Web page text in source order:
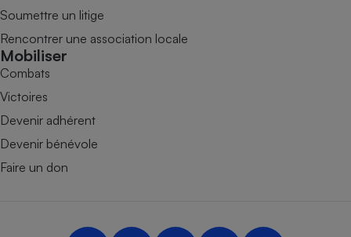
Soumettre un litige
Rencontrer une association locale
Mobiliser
Combats
Victoires
Devenir adhérent
Devenir bénévole
Faire un don